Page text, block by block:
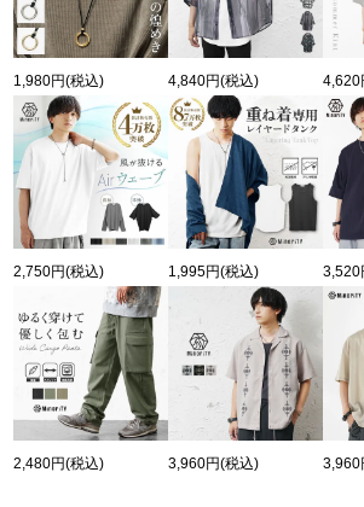
1,980円(税込) 4,840円(税込) 4,620
2,750円(税込) 1,995円(税込) 3,520
2,480円(税込) 3,960円(税込) 3,960